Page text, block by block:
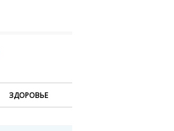
ЗДОРОВЬЕ